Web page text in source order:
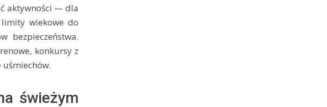
aktywności — dla
limity wiekowe do
bezpieczeństwa.
konkursy z
świeżym